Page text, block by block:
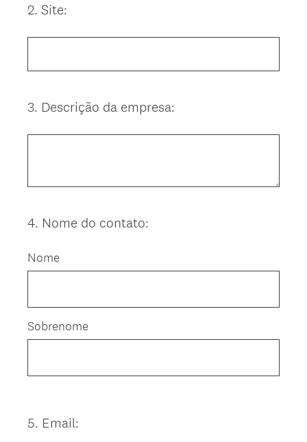
Question
2. Site:
Question
3. Descrição da empresa:
Question
4. Nome do contato:
Nome
Sobrenome
Question
5. Email: